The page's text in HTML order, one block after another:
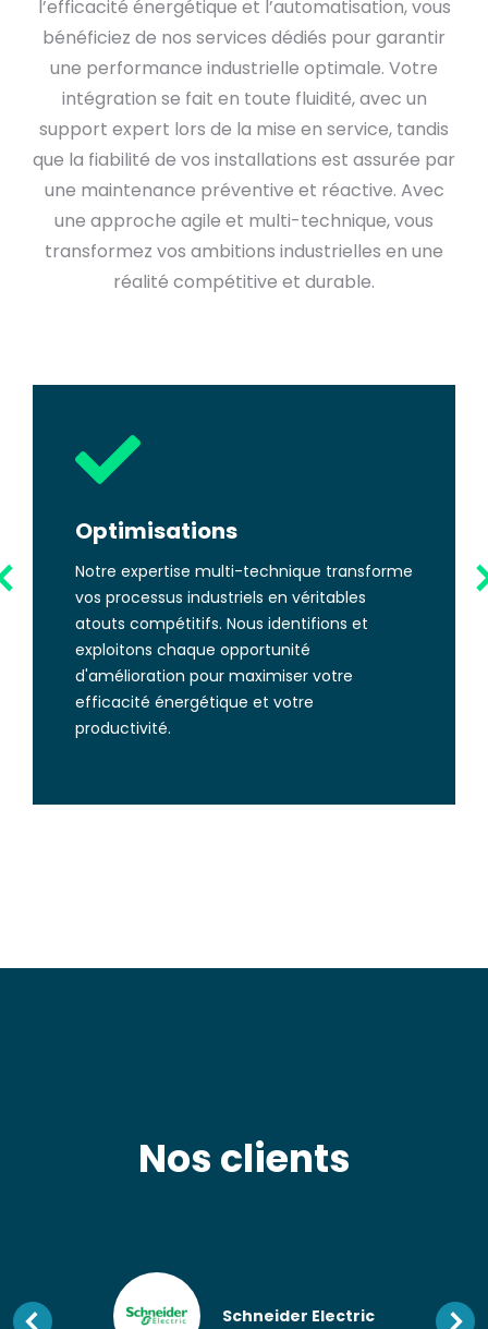
l’efficacité énergétique et l’automatisation, vous
bénéficiez de nos services dédiés pour garantir
une performance industrielle optimale. Votre
intégration se fait en toute fluidité, avec un
support expert lors de la mise en service, tandis
que la fiabilité de vos installations est assurée par
une maintenance préventive et réactive. Avec
une approche agile et multi-technique, vous
transformez vos ambitions industrielles en une
réalité compétitive et durable.
Optimisations
Notre expertise multi-technique transforme
vos processus industriels en véritables
atouts compétitifs. Nous identifions et
exploitons chaque opportunité
d'amélioration pour maximiser votre
efficacité énergétique et votre
productivité.
Nos clients
Schneider Electric